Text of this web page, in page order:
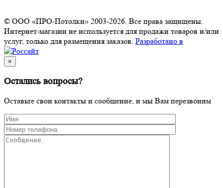
© ООО «ПРО-Потолки» 2003-2026. Все права защищены.
Интернет-магазин не используется для продажи товаров и/или
услуг, только для размещения заказов. Разработано в
×
Остались вопросы?
Оставьте свои контакты и сообщение, и мы Вам перезвоним